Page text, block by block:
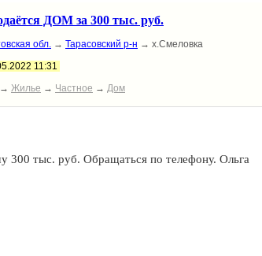
ДОМ за 300 тыс. руб.
обл. → Тарасовский р-н → х.Смеловка
11:31
Жилье → Частное → Дом
тыс. руб. Обращаться по телефону. Ольга